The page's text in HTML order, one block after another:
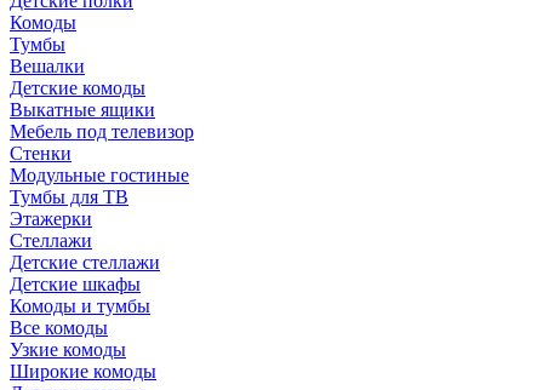
Комоды
Тумбы
Вешалки
Детские комоды
Выкатные ящики
Мебель под телевизор
Стенки
Модульные гостиные
Тумбы для ТВ
Этажерки
Стеллажи
Детские стеллажи
Детские шкафы
Комоды и тумбы
Все комоды
Узкие комоды
Широкие комоды